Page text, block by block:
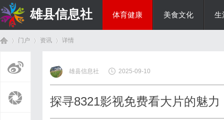
雄县信息社 体育健康 美食文化 生
门户 资讯
›
详情
雄县信息社 2025-09-10
探寻8321影视免费看大片的魅力